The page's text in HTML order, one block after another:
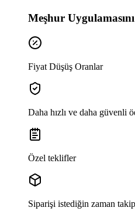
Meşhur
Fiyat Düşüş Oranlar
Daha hızlı ve daha güvenli
Özel teklifler
Siparişi istediğin zaman